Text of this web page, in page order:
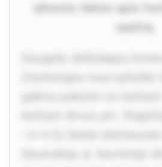
Įdomūs faktai apie
spalvą